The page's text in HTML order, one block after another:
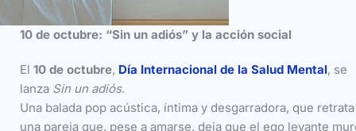
10 de octubre: “Sin un adiós” y la acción social
El 10 de octubre, Día Internacional de la Salud Mental, se
lanza Sin un adiós.
Una balada pop acústica, íntima y desgarradora, que retrata
una pareja que, pese a amarse, deja que el ego levante